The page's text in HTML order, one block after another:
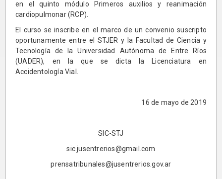
en el quinto módulo Primeros auxilios y reanimación
cardiopulmonar (RCP).
El curso se inscribe en el marco de un convenio suscripto
oportunamente entre el STJER y la Facultad de Ciencia y
Tecnología de la Universidad Autónoma de Entre Ríos
(UADER), en la que se dicta la Licenciatura en
Accidentología Vial.
16 de mayo de 2019
SIC-STJ
sic.jusentrerios@gmail.com
prensatribunales@jusentrerios.gov.ar